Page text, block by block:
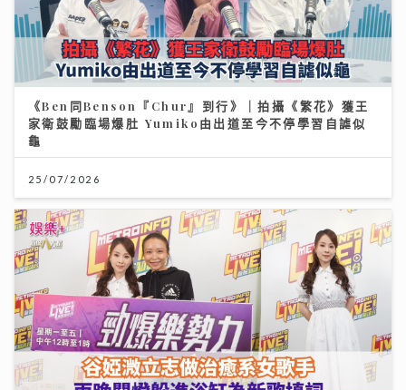
《Ben同Benson『Chur』到行》｜拍攝《繁花》獲王
家衛鼓勵臨場爆肚 Yumiko由出道至今不停學習自謔似
龜
25/07/2026